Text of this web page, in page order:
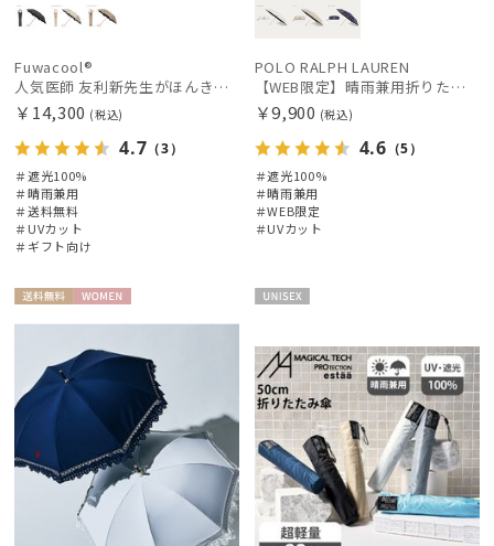
絞り込み
メンズ キッズ
カテゴリー
ブランド
Fuwacool®
人気医師 友利新先生がほんきで作った”絶対に忘れない誰でも日傘” エレガント派のバンブーフリル【晴雨兼用日傘】フワクール® (Fuwacool®) 雨の日OK 軽量 遮光100% UV100％
￥14,300 (税込)
4.7 （3）
＃遮光100%
＃晴雨兼用
＃送料無料
＃UVカット
＃ギフト向け
POLO RALPH LAUREN
【WEB限定】晴雨兼用折りたたみ日傘 ポロ ラルフ ローレン（POLO RALPH LAUREN）ワンポイントベア 遮光100 UV100
￥9,900 (税込)
4.6 （5）
＃遮光100%
＃晴雨兼用
＃WEB限定
＃UVカット